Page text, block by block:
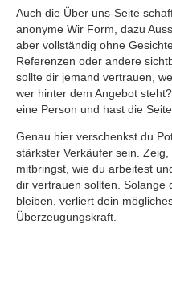
Auch die Über uns-Seite
anonyme Wir Form, dazu
aber vollständig ohne
Referenzen oder andere
sollte dir jemand vertrauen,
wer hinter dem Angebot
eine Person und hast die
Genau hier verschenkst du
stärkster Verkäufer sein.
mitbringst, wie du arbeitest
dir vertrauen sollten. Solange
bleiben, verliert dein
Überzeugungskraft.